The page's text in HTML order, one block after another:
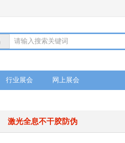
请输入搜索关键词
行业展会 网上展会
激光全息不干胶防伪